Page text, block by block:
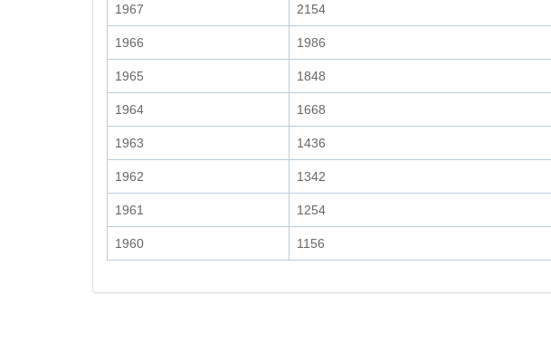
1967 2154
1966 1986
1965 1848
1964 1668
1963 1436
1962 1342
1961 1254
1960 1156